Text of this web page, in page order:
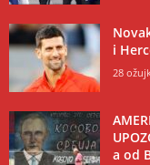
i
28
a od